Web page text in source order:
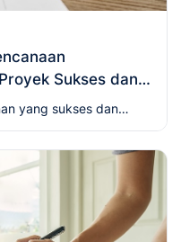
Sukses dan
yang sukses dan
proses-proses
yang kompleks.